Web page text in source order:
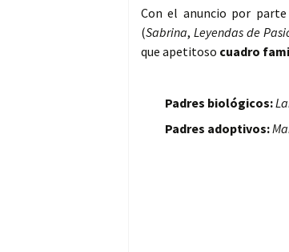
Con el anuncio por parte
(Sabrina,Leyendas de
que apetitoso cuadro
Padres biológicos:
Padres adoptivos: